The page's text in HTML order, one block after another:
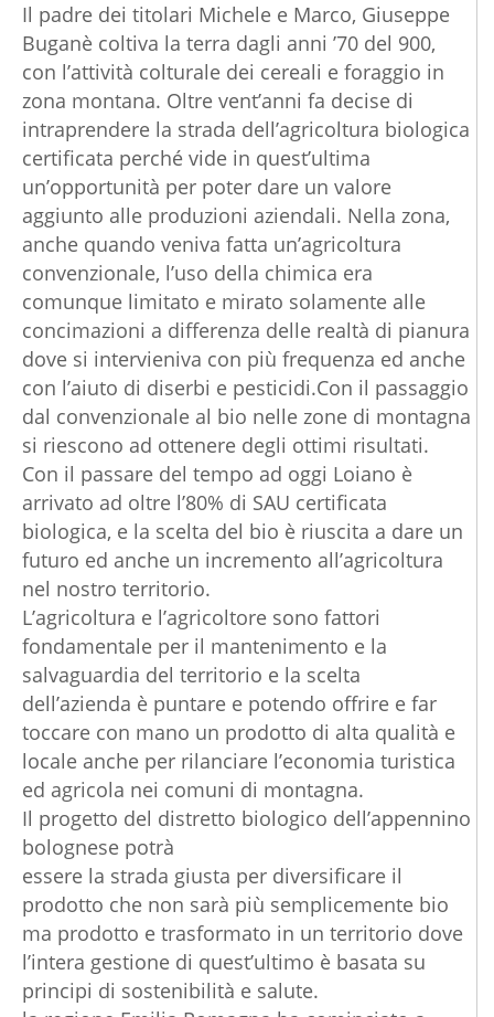
Il padre dei titolari Michele e Marco, Giuseppe
Buganè coltiva la terra dagli anni ’70 del 900,
con l’attività colturale dei cereali e foraggio in
zona montana. Oltre vent’anni fa decise di
intraprendere la strada dell’agricoltura biologica
certificata perché vide in quest’ultima
un’opportunità per poter dare un valore
aggiunto alle produzioni aziendali. Nella zona,
anche quando veniva fatta un’agricoltura
convenzionale, l’uso della chimica era
comunque limitato e mirato solamente alle
concimazioni a differenza delle realtà di pianura
dove si intervieniva con più frequenza ed anche
con l’aiuto di diserbi e pesticidi.Con il passaggio
dal convenzionale al bio nelle zone di montagna
si riescono ad ottenere degli ottimi risultati.
Con il passare del tempo ad oggi Loiano è
arrivato ad oltre l’80% di SAU certificata
biologica, e la scelta del bio è riuscita a dare un
futuro ed anche un incremento all’agricoltura
nel nostro territorio.
L’agricoltura e l’agricoltore sono fattori
fondamentale per il mantenimento e la
salvaguardia del territorio e la scelta
dell’azienda è puntare e potendo offrire e far
toccare con mano un prodotto di alta qualità e
locale anche per rilanciare l’economia turistica
ed agricola nei comuni di montagna.
Il progetto del distretto biologico dell’appennino
bolognese potrà
essere la strada giusta per diversificare il
prodotto che non sarà più semplicemente bio
ma prodotto e trasformato in un territorio dove
l’intera gestione di quest’ultimo è basata su
principi di sostenibilità e salute.